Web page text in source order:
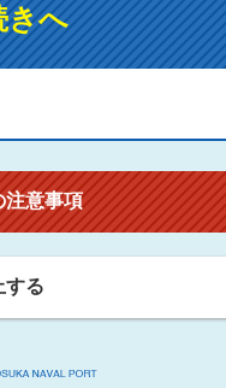
きへ
注意事項
する